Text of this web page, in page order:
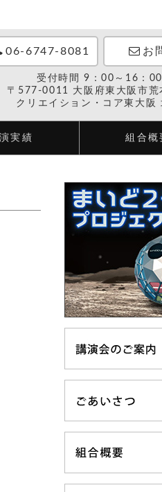
06-6747-8081 お
受付時間 9：00～16：00
〒577-0011 大阪府東大阪市
クリエイション・コア東大阪
実績 組合概